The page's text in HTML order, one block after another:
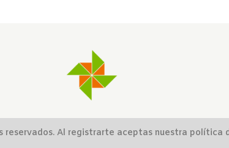
reservados. Al registrarte aceptas nuestra